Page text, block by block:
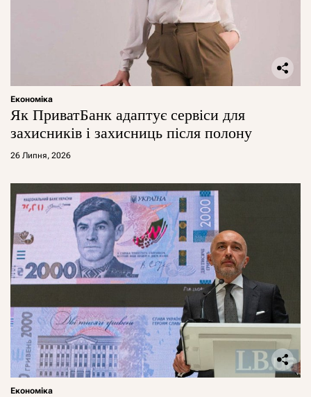
Економіка
Як ПриватБанк адаптує сервіси для
захисників і захисниць після полону
26 Липня, 2026
Економіка